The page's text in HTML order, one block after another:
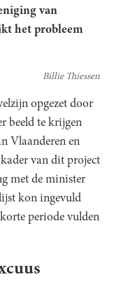
van
het probleem
Billie Thiessen
opgezet door
beeld te krijgen
Vlaanderen en
van dit project
met de minister
kon ingevuld
periode vulden